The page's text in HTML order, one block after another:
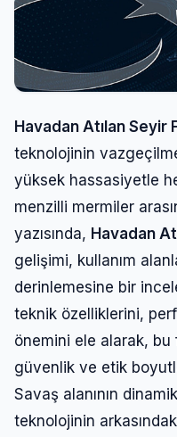
Havadan Atılan Seyir
teknolojinin
yüksek hassasiyetle
menzilli mermiler
yazısında, Havadan
gelişimi, kullanım
derinlemesine bir
teknik özelliklerini,
önemini ele alarak,
güvenlik ve etik
Savaş alanının
teknolojinin